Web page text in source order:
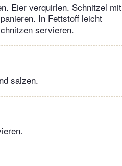
Eier verquirlen. Schnitzel mit
In Fettstoff leicht
servieren.
salzen.